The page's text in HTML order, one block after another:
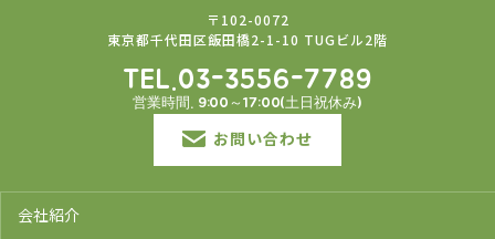
〒102-0072
東京都千代田区飯田橋2-1-10 TUGビル2階
TEL.03-3556-7789
営業時間. 9:00～17:00(土日祝休み)
お問い合わせ
会社紹介